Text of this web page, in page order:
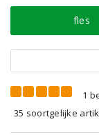
fles
1
35 soortgelijke